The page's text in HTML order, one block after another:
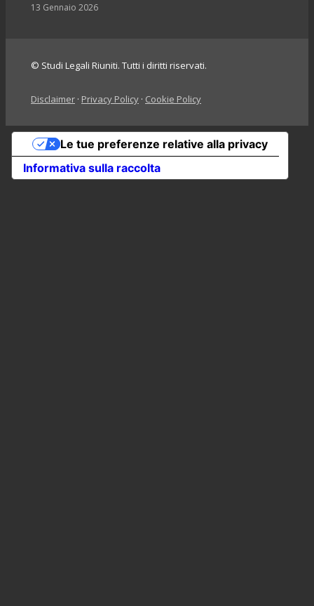
13 Gennaio 2026
© Studi Legali Riuniti. Tutti i diritti riservati.
Disclaimer · Privacy Policy · Cookie Policy
Informativa sulla raccolta
Le tue preferenze relative alla privacy